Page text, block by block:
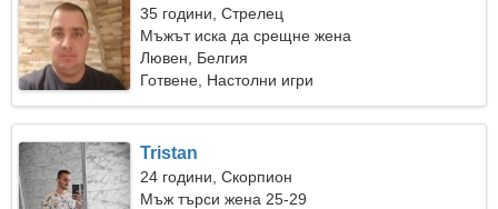
35 години, Стрелец
Мъжът иска да срещне жена
Лювен, Белгия
Готвене, Настолни игри
Tristan
24 години, Скорпион
Мъж търси жена 25-29